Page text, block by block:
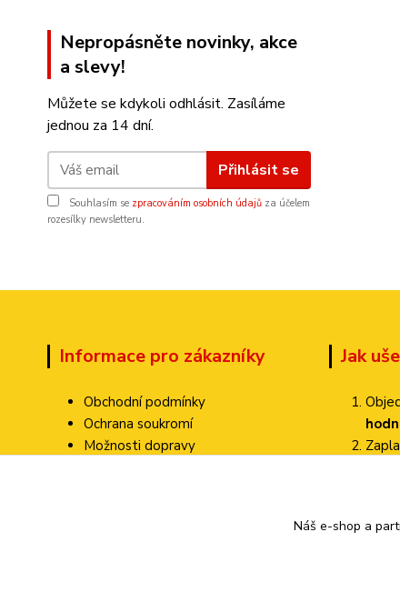
Nepropásněte novinky, akce
a slevy!
Můžete se kdykoli odhlásit. Zasíláme
jednou za 14 dní.
Přihlásit se
Souhlasím se zpracováním osobních údajů za účelem
rozesílky newsletteru.
Informace pro zákazníky
Obchodní podmínky
Ochrana soukromí
Možnosti dopravy
Jak
Náš e-shop a